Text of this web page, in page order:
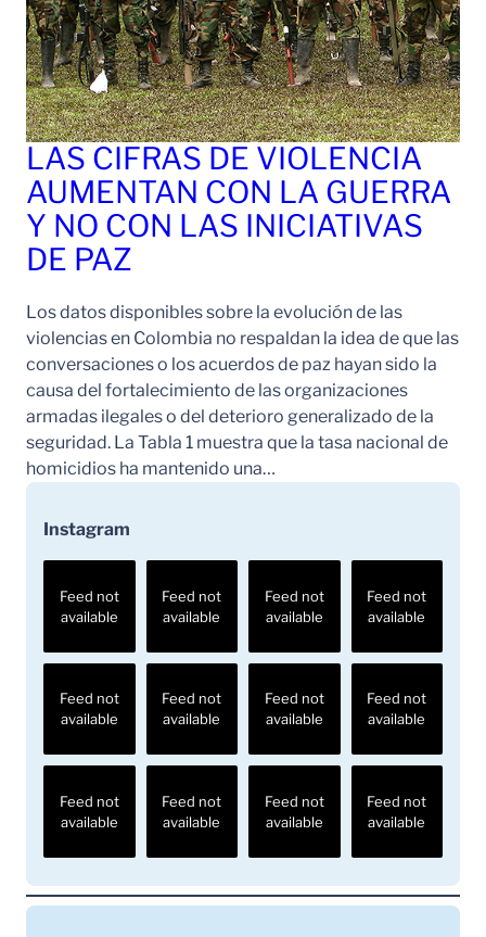
LAS CIFRAS DE VIOLENCIA
AUMENTAN CON LA GUERRA
Y NO CON LAS INICIATIVAS
DE PAZ
Los datos disponibles sobre la evolución de las
violencias en Colombia no respaldan la idea de que las
conversaciones o los acuerdos de paz hayan sido la
causa del fortalecimiento de las organizaciones
armadas ilegales o del deterioro generalizado de la
seguridad. La Tabla 1 muestra que la tasa nacional de
homicidios ha mantenido una…
Instagram
Feed not
available
Feed not
available
Feed not
available
Feed not
available
Feed not
available
Feed not
available
Feed not
available
Feed not
available
Feed not
available
Feed not
available
Feed not
available
Feed not
available